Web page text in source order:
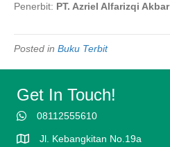
Penerbit: PT. Azriel Alfarizqi Akbar
Posted in Buku Terbit
Get In Touch!
08112555610
Jl. Kebangkitan No.19a